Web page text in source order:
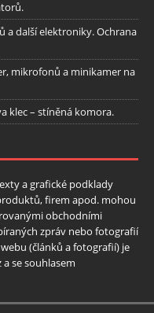
a další elektroniky. Ochrana
mikrofonů a minikamer na
klec – stíněná komora.
a grafické podklady
firem apod. mohou
obchodními
zpráv nebo fotografií
(článků a fotografií) je
se souhlasem